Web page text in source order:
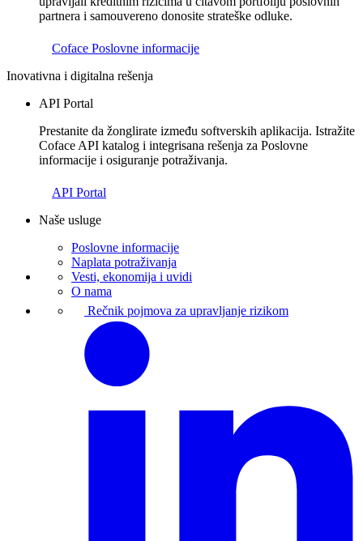
partnera i samouvereno donosite strateške odluke.
Coface Poslovne informacije
Inovativna i digitalna rešenja
API Portal
Prestanite da žonglirate između softverskih aplikacija. Istražite
Coface API katalog i integrisana rešenja za Poslovne
informacije i osiguranje potraživanja.
API Portal
Naše usluge
Poslovne informacije
Naplata potraživanja
Vesti, ekonomija i uvidi
O nama
Rečnik pojmova za upravljanje rizikom